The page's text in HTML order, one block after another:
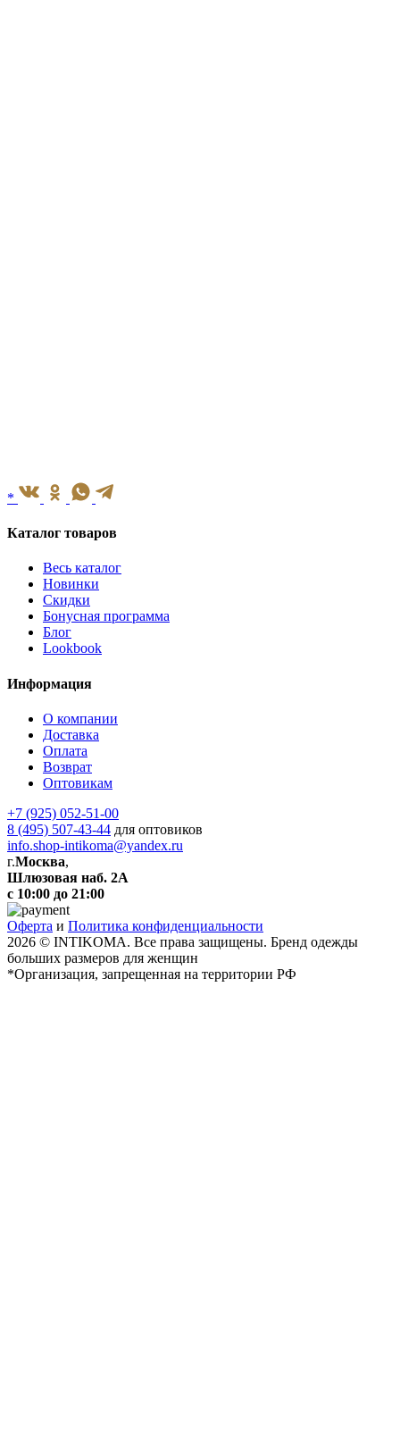
*
Каталог товаров
Весь каталог
Новинки
Скидки
Бонусная программа
Блог
Lookbook
Информация
О компании
Доставка
Оплата
Возврат
Оптовикам
+7 (925) 052-51-00
8 (495) 507-43-44 для оптовиков
info.shop-intikoma@yandex.ru
г.Москва,
Шлюзовая наб. 2А
с 10:00 до 21:00
Оферта и Политика конфиденциальности
2026 © INTIKOMA. Все права защищены. Бренд одежды
больших размеров для женщин
*Организация, запрещенная на территории РФ